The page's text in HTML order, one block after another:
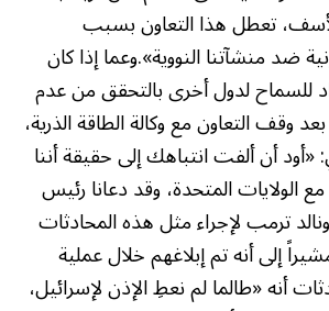
تعطل هذا التعاون بسبب
ضد منشآتنا النووية».وعما إذا كان
للسماح لدول أخرى بالتحقق من عدم
وقف التعاون مع وكالة الطاقة الذرية،
«أود أن ألفت انتباهك إلى حقيقة أننا
الولايات المتحدة، وقد دعانا رئيس
ترمب لإجراء مثل هذه المحادثات
إلى أنه تم إبلاغهم خلال عملية
أنه «طالما لم نعطِ الإذن لإسرائيل،